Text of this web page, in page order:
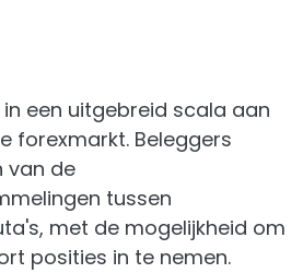
een uitgebreid scala aan
forexmarkt. Beleggers
van de
tussen
met de mogelijkheid om
posities in te nemen.